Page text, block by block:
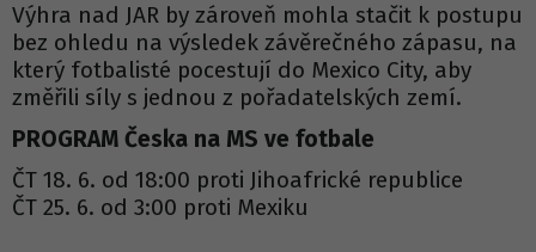
Výhra nad JAR by zároveň mohla stačit k postupu
bez ohledu na výsledek závěrečného zápasu, na
který fotbalisté pocestují do Mexico City, aby
změřili síly s jednou z pořadatelských zemí.
PROGRAM Česka na MS ve fotbale
ČT 18. 6. od 18:00 proti Jihoafrické republice
ČT 25. 6. od 3:00 proti Mexiku